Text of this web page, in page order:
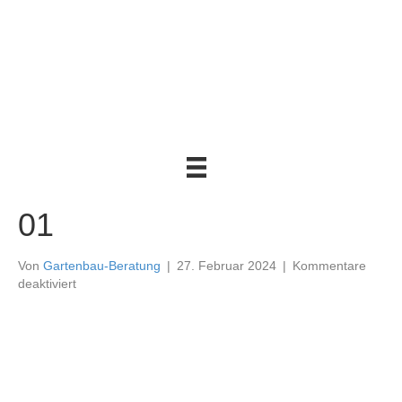
01
Von Gartenbau-Beratung | 27. Februar 2024 | Kommentare
deaktiviertfür